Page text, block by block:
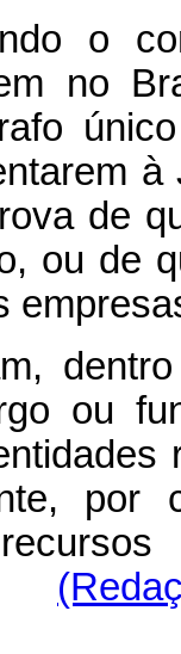
o
no
de
ou de
ou
por